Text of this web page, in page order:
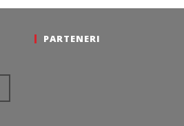
PARTENERI